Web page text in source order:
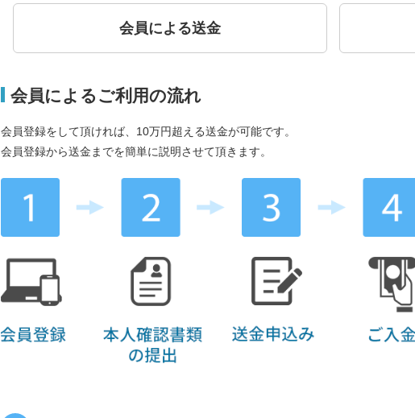
会員による送金
会員によるご利用の流れ
会員登録をして頂ければ、10万円超える送金が可能です。
会員登録から送金までを簡単に説明させて頂きます。